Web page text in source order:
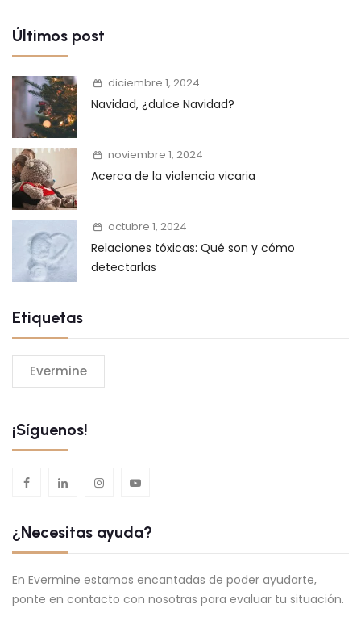
Últimos post
diciembre 1, 2024
Navidad, ¿dulce Navidad?
noviembre 1, 2024
Acerca de la violencia vicaria
octubre 1, 2024
Relaciones tóxicas: Qué son y cómo
detectarlas
Etiquetas
Evermine
¡Síguenos!
¿Necesitas ayuda?
En Evermine estamos encantadas de poder ayudarte,
ponte en contacto con nosotras para evaluar tu situación.